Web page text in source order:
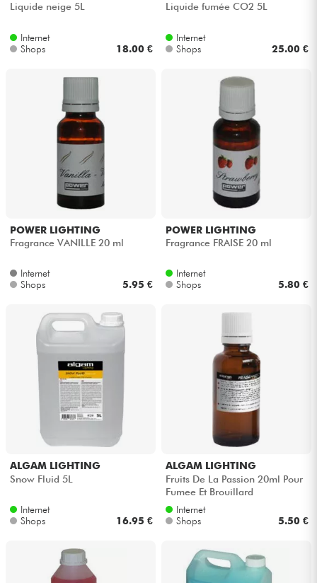
Liquide neige 5L
Internet
Shops
18.00 €
Liquide fumée CO2 5L
Internet
Shops
25.00 €
POWER LIGHTING
Fragrance VANILLE 20 ml
Internet
Shops
5.95 €
POWER LIGHTING
Fragrance FRAISE 20 ml
Internet
Shops
5.80 €
ALGAM LIGHTING
Snow Fluid 5L
Internet
Shops
16.95 €
ALGAM LIGHTING
Fruits De La Passion 20ml Pour
Fumee Et Brouillard
Internet
Shops
5.50 €